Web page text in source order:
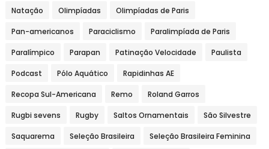
Natação Olimpíadas Olimpíadas de Paris
Pan-americanos Paraciclismo Paralimpíada de Paris
Paralímpico Parapan Patinação Velocidade Paulista
Podcast Pólo Aquático Rapidinhas AE
Recopa Sul-Americana Remo Roland Garros
Rugbi sevens Rugby Saltos Ornamentais São Silvestre
Saquarema Seleção Brasileira Seleção Brasileira Feminina